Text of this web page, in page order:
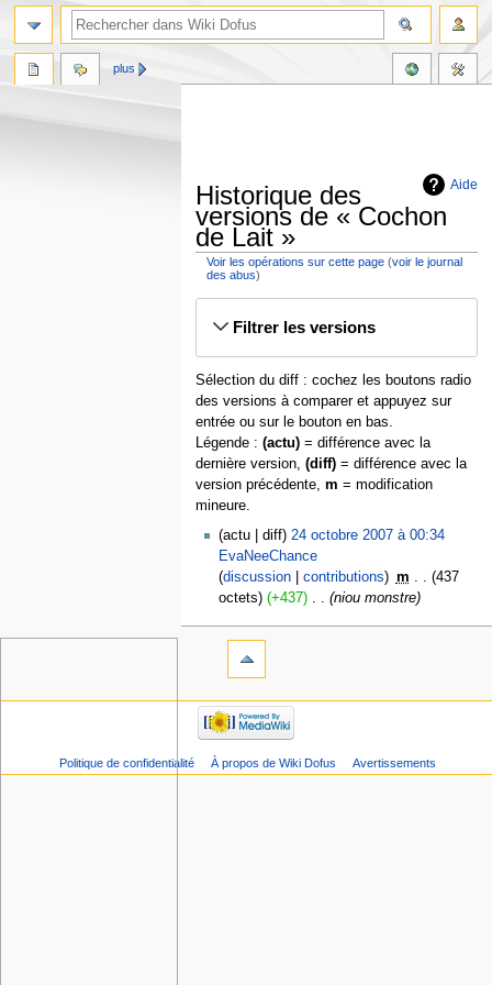
Aide
Historique des
versions de « Cochon
de Lait »
Voir les opérations sur cette page (voir le journal
des abus)
Filtrer les versions
Sélection du diff : cochez les boutons radio
des versions à comparer et appuyez sur
entrée ou sur le bouton en bas.
Légende : (actu)= différence avec la
dernière version, (diff)= différence avec la
version précédente, m = modification
mineure.
actu
diff
24 octobre 2007 à 00:34
EvaNeeChance
discussion
contributions m
437
octets
+437 niou monstre
plus
Politique de confidentialité À propos de Wiki Dofus Avertissements